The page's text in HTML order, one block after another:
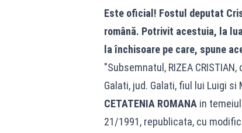
Este oficial! Fostul deputat
română. Potrivit acestuia, la
la închisoare pe care, spune
"Subsemnatul, RIZEA
Galati, jud. Galati, fiul lui Luigi
CETATENIA ROMANA in
21/1991, republicata, cu